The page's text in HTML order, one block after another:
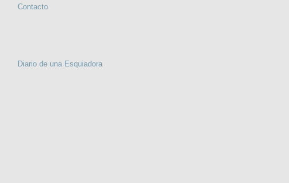
Contacto
Diario de una Esquiadora